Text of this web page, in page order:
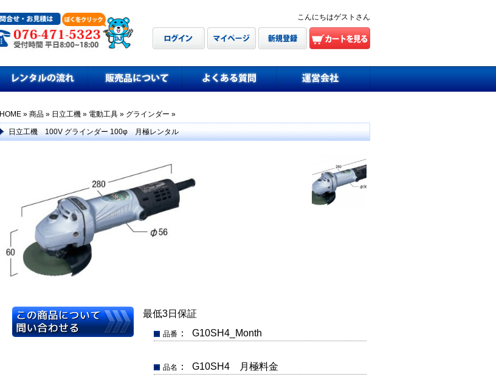
こんにちはゲストさん
HOME » 商品 » 日立工機 » 電動工具 » グラインダー »
日立工機 100V グラインダー 100φ 月極レンタル
最低3日保証
品番： G10SH4_Month
品名 ： G10SH4 月極料金